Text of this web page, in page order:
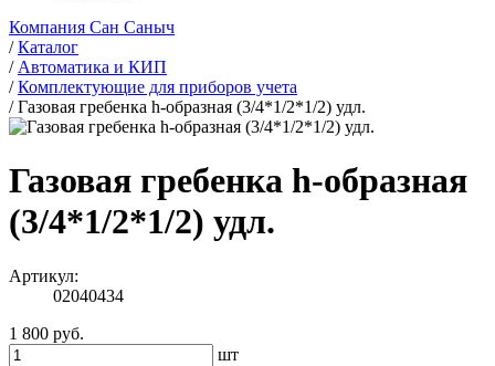
Компания Сан Саныч
/Каталог
/ Автоматика и КИП
/Комплектующие для приборов учета
/Газовая гребенка h-образная (3/4*1/2*1/2) удл.
Газовая гребенка h-образная
(3/4*1/2*1/2) удл.
Артикул:
02040434
1 800 руб.
шт